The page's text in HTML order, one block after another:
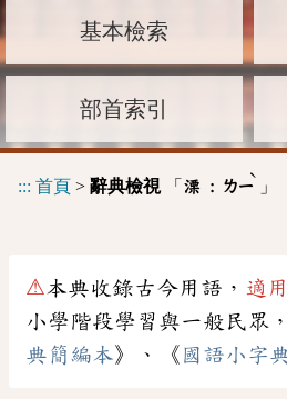
基本檢索
部首索引
::: 首頁 > 辭典檢視「 溧 : ㄌㄧ
ˋ
」
⚠本典收錄古今用語， 適
小學階段學習與一般民眾
典簡編本》、《 國語小字